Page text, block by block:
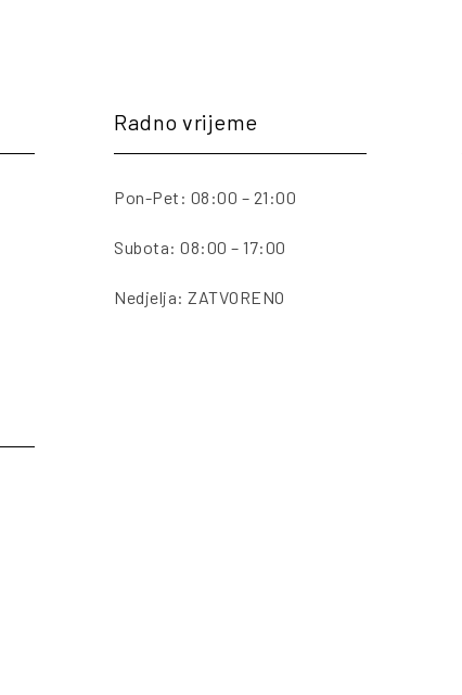
Radno vrijeme
Pon-Pet: 08:00 – 21:00
Subota: 08:00 – 17:00
Nedjelja: ZATVORENO